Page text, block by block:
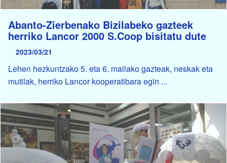
Abanto-Zierbenako Bizilabeko gazteek
herriko Lancor 2000 S.Coop bisitatu dute
2023/03/21
Lehen hezkuntzako 5. eta 6. mailako gazteak, neskak eta
mutilak, herriko Lancor kooperatibara egin ...